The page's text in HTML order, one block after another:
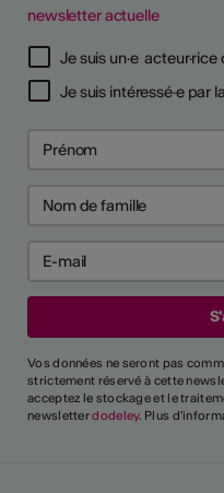
newsletter actuelle
Je suis un·e acteur·rice
Je suis intéressé·e par
Vos données ne seront pas
strictement réservé à cette
acceptez le stockage et le
newsletterdodeley. Plus